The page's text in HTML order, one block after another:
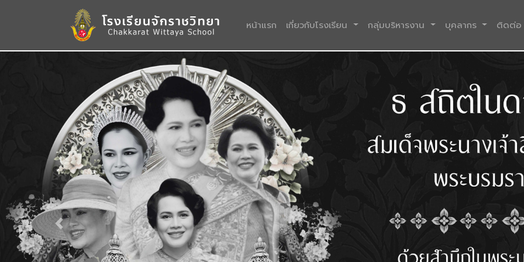
หน้าแรก (current)
เกี่ยวกับโรงเรียน กลุ่มบริหารงาน บุคลากร ติดต่อ
Previous